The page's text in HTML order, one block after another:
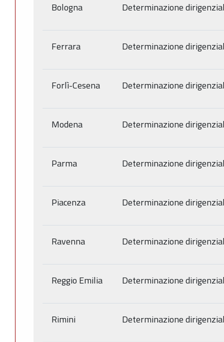
Bologna Determinazione
Ferrara Determinazione
Forlì-Cesena Determinazione
Modena Determinazione
Parma Determinazione
Piacenza Determinazione
Ravenna Determinazione
Reggio Emilia Determinazione
Rimini Determinazione